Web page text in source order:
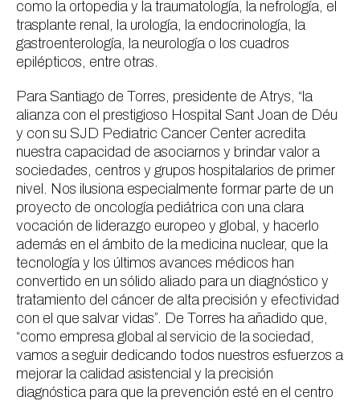
como la ortopedia y la traumatología, la nefrología, el
trasplante renal, la urología, la endocrinología, la
gastroenterología, la neurología o los cuadros
epilépticos, entre otras.
Para Santiago de Torres, presidente de Atrys, “la
alianza con el prestigioso Hospital Sant Joan de Déu
y con su SJD Pediatric Cancer Center acredita
nuestra capacidad de asociarnos y brindar valor a
sociedades, centros y grupos hospitalarios de primer
nivel. Nos ilusiona especialmente formar parte de un
proyecto de oncología pediátrica con una clara
vocación de liderazgo europeo y global, y hacerlo
además en el ámbito de la medicina nuclear, que la
tecnología y los últimos avances médicos han
convertido en un sólido aliado para un diagnóstico y
tratamiento del cáncer de alta precisión y efectividad
con el que salvar vidas”. De Torres ha añadido que,
“como empresa global al servicio de la sociedad,
vamos a seguir dedicando todos nuestros esfuerzos a
mejorar la calidad asistencial y la precisión
diagnóstica para que la prevención esté en el centro